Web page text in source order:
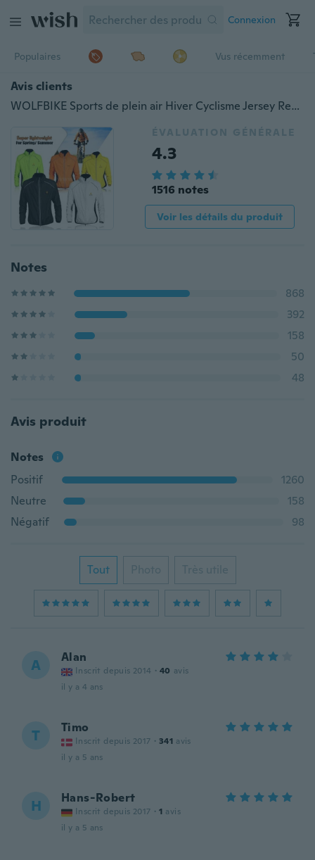
Connexion
Populaires Vus récemment
Avis clients
WOLFBIKE Sports de plein air Hiver Cyclisme Jersey Respirant Hommes / Femmes Vent Manteau À Manches Longues Veste D'équitation Vélo Vêtements
ÉVALUATION GÉNÉRALE
4.3
1516 notes
Voir les détails du produit
Notes
868
392
158
50
48
Avis produit
Notes
Positif
1260
Neutre
158
Négatif
98
Tout Photo Très utile
A Alan
Inscrit depuis 2014 · 40 avis
il y a 4 ans
T Timo
Inscrit depuis 2017 · 341 avis
il y a 5 ans
H Hans-Robert
Inscrit depuis 2017 · 1 avis
il y a 5 ans